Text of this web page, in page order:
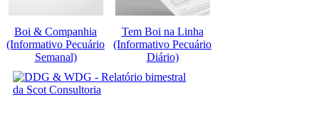
Boi & Companhia
(Informativo Pecuário
Semanal)
Tem Boi na Linha
(Informativo Pecuário
Diário)